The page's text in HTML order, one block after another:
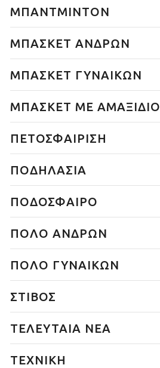
ΜΠΑΝΤΜΙΝΤΟΝ
ΜΠΑΣΚΕΤ ΑΝΔΡΩΝ
ΜΠΑΣΚΕΤ ΓΥΝΑΙΚΩΝ
ΜΠΑΣΚΕΤ ΜΕ ΑΜΑΞΙΔΙΟ
ΠΕΤΟΣΦΑΙΡΙΣΗ
ΠΟΔΗΛΑΣΙΑ
ΠΟΔΟΣΦΑΙΡΟ
ΠΟΛΟ ΑΝΔΡΩΝ
ΠΟΛΟ ΓΥΝΑΙΚΩΝ
ΣΤΙΒΟΣ
ΤΕΛΕΥΤΑΙΑ ΝΕΑ
ΤΕΧΝΙΚΗ